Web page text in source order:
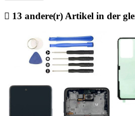
 13 andere(r) Artikel in der